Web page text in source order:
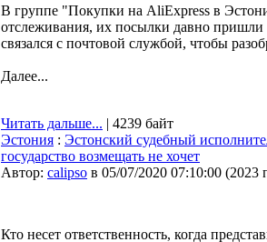
В группе "Покупки на AliExpress в
отслеживания, их посылки давно
связался с почтовой службой, чтобы
Далее...
Читать дальше... | 4239 байт
Эстония : Эстонский судебный
государство возмещать не хочет
Автор: calipso в 05/07/2020 07:10:00 (2023
Кто несет ответственность, когда